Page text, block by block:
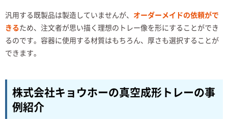
汎用する既製品は製造していませんが、 オーダーメイドの依頼がで
きるため、注文者が思い描く理想のトレー像を形にすることができ
るのです。容器に使用する材質はもちろん、厚さも選択することが
できます。
株式会社キョウホーの真空成形トレーの事
例紹介